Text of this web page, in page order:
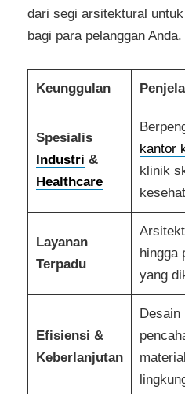
dari segi arsitektural
bagi para pelanggan Anda.
Keunggulan
Spesialis
Industri &
Healthcare
kantor
klinik
Layanan
Terpadu
hingga
yang
Efisiensi &
Keberlanjutan
Desain